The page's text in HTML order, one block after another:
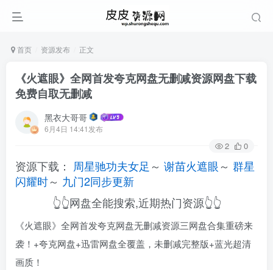
首页 资源发布 正文
《火遮眼》全网首发夸克网盘无删减资源网盘下载
免费自取无删减
黑衣大哥哥
6月4日 14:41发布
2 0
资源下载： 周星驰功夫女足 ～ 谢苗火遮眼～ 群星
闪耀时～ 九门2同步更新
👆👆网盘全能搜索,近期热门资源👆👆
《火遮眼》全网首发夸克网盘无删减资源三网盘合集重磅来
袭！+夸克网盘+迅雷网盘全覆盖，未删减完整版+蓝光超清
画质！